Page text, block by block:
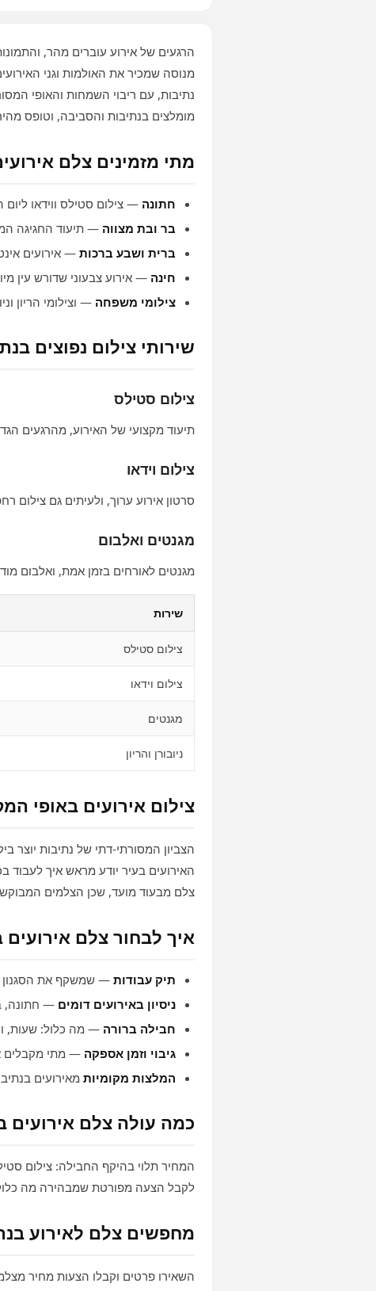
הרגעים של אירוע עוברים מהר,
מנוסה שמכיר את האולמות וגני
נתיבות, עם ריבוי השמחות והאופי
מומלצים בנתיבות והסביבה, וטופס
מתי מזמינים צלם
חתונה — צילום סטילס ווידאו
בר ובת מצווה — תיעוד החגיגה
ברית ושבע ברכות — אירועים
חינה — אירוע צבעוני שדורש עין
צילומי משפחה — וצילומי הריון
שירותי צילום נפוצים
צילום סטילס
תיעוד מקצועי של האירוע, מהרגעים
צילום וידאו
סרטון אירוע ערוך, ולעיתים גם צילום
מגנטים ואלבום
מגנטים לאורחים בזמן אמת, ואלבום
שירות
צילום סטילס
צילום וידאו
מגנטים
ניובורן והריון
צילום אירועים באופי
הצביון המסורתי‑דתי של נתיבות יוצר
האירועים בעיר יודע מראש איך לעבוד
צלם מבעוד מועד, שכן הצלמים
איך לבחור צלם אירועים
תיק עבודות — שמשקף את
ניסיון באירועים דומים — חתונה,
חבילה ברורה — מה כלול: שעות,
גיבוי וזמן אספקה — מתי מקבלים
המלצות מקומיות מאירועים
כמה עולה צלם אירועים
המחיר תלוי בהיקף החבילה: צילום
לקבל הצעה מפורטת שמבהירה מה כלול
מחפשים צלם לאירוע
השאירו פרטים וקבלו הצעות מחיר